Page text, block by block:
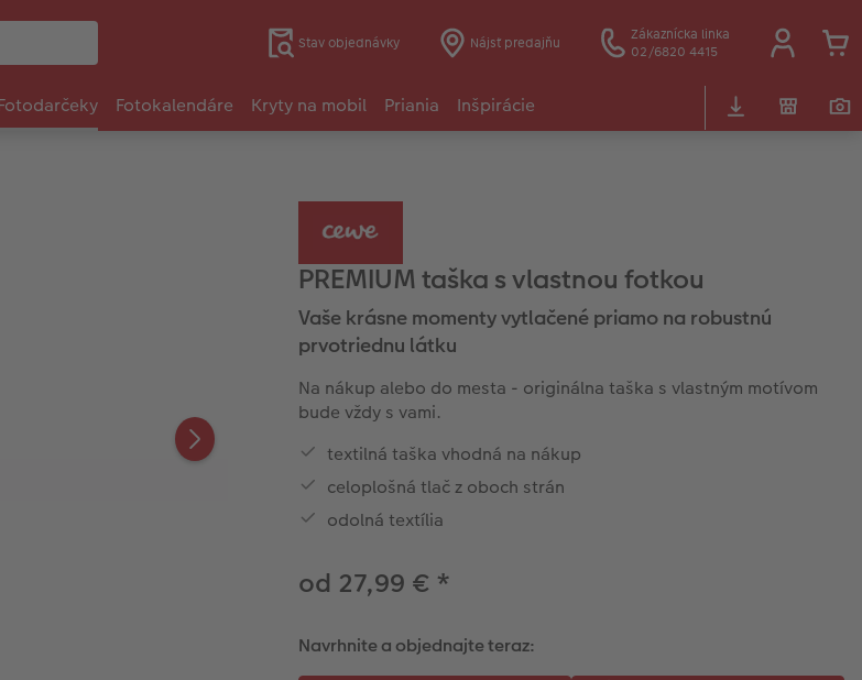
Stav objednávky Nájsť predajňu
Zákaznícka linka
02/6820 4415
Fotokalendáre Kryty na mobil Priania Inšpirácie
PREMIUM taška s vlastnou fotkou
Vaše krásne momenty vytlačené priamo na robustnú
prvotriednu látku
Na nákup alebo do mesta - originálna taška s vlastným motívom
bude vždy s vami.
textilná taška vhodná na nákup
celoplošná tlač z oboch strán
odolná textília
od 27,99 € *
Navrhnite a objednajte teraz: